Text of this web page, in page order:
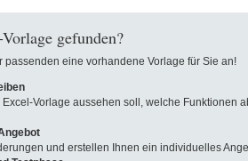
gefunden?
eine vorhandene Vorlage für Sie an!
Vorlage aussehen soll, welche Funktionen
und erstellen Ihnen ein individuelles